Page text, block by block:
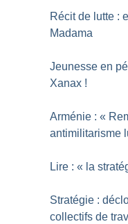
Récit de lutte :
Madama
Jeunesse en
Xanax !
Arménie : «
antimilitarisme
Lire : « la
Stratégie :
collectifs de